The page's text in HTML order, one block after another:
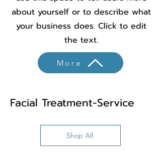
about yourself or to describe what
your business does. Click to edit
the text.
More
Facial Treatment-Service
Shop All